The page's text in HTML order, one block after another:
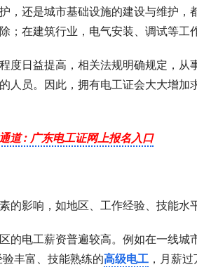
，还是城市基础设施的建设与维护
；在建筑行业，电气安装、调试等工
度日益提高，相关法规明确规定，
人员。因此，拥有电工证会大大增
道 : 广东电工证网上报名入口
的影响，如地区、工作经验、技能水平
的电工薪资普遍较高。例如在一线
丰富、技能熟练的高级电工 ，月薪